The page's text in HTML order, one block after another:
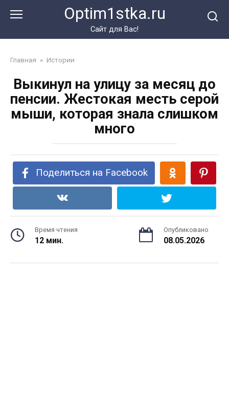
Optim1stka.ru
Сайт для Вас!
Главная » Истории
Выкинул на улицу за месяц до
пенсии. Жестокая месть серой
мыши, которая знала слишком
много
Поделиться на Facebook
Время чтения
12 мин.
Опубликовано
08.05.2026